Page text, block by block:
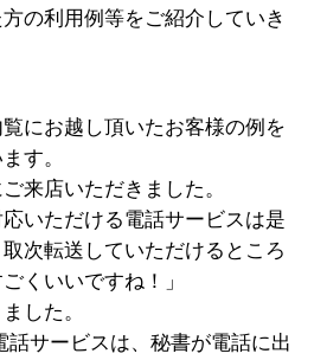
の利用例等をご紹介していき
にお越し頂いたお客様の例を
す。
来店いただきました。
応いただける電話サービスは是
次転送していただけるところ
くいいですね！」
した。
話サービスは、秘書が電話に出